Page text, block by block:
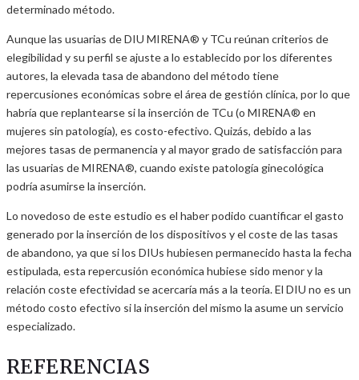
determinado método.
Aunque las usuarias de DIU MIRENA® y TCu reúnan criterios de
elegibilidad y su perfil se ajuste a lo establecido por los diferentes
autores, la elevada tasa de abandono del método tiene
repercusiones económicas sobre el área de gestión clínica, por lo que
habría que replantearse si la inserción de TCu (o MIRENA® en
mujeres sin patología), es costo-efectivo. Quizás, debido a las
mejores tasas de permanencia y al mayor grado de satisfacción para
las usuarias de MIRENA®, cuando existe patología ginecológica
podría asumirse la inserción.
Lo novedoso de este estudio es el haber podido cuantificar el gasto
generado por la inserción de los dispositivos y el coste de las tasas
de abandono, ya que si los DIUs hubiesen permanecido hasta la fecha
estipulada, esta repercusión económica hubiese sido menor y la
relación coste efectividad se acercaría más a la teoría. El DIU no es un
método costo efectivo si la inserción del mismo la asume un servicio
especializado.
REFERENCIAS